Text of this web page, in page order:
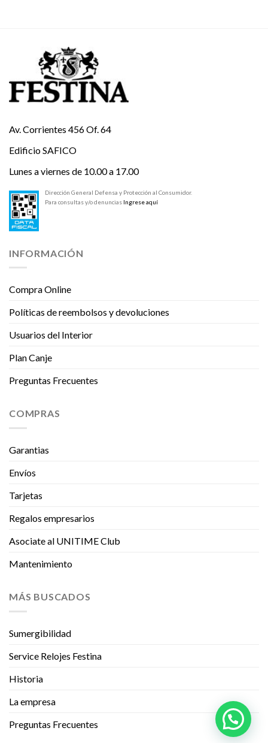
Av. Corrientes 456 Of. 64
Edificio SAFICO
Lunes a viernes de 10.00 a 17.00
Dirección General Defensa y Protección al Consumidor.
Para consultas y/o denuncias Ingrese aquí
INFORMACIÓN
Compra Online
Políticas de reembolsos y devoluciones
Usuarios del Interior
Plan Canje
Preguntas Frecuentes
COMPRAS
Garantias
Envíos
Tarjetas
Regalos empresarios
Asociate al UNITIME Club
Mantenimiento
MÁS BUSCADOS
Sumergibilidad
Service Relojes Festina
Historia
La empresa
Preguntas Frecuentes